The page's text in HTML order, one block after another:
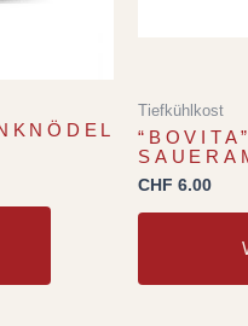
Tiefkühlkost
CHF 6.00